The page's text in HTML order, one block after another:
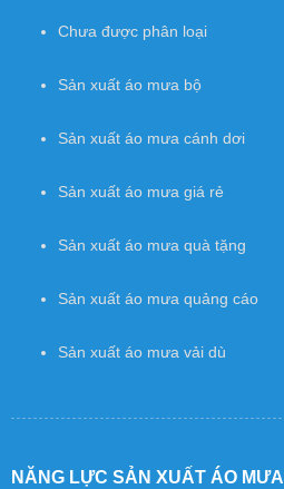
Chưa được phân loại
Sản xuất áo mưa bộ
Sản xuất áo mưa cánh dơi
Sản xuất áo mưa giá rẻ
Sản xuất áo mưa quà tặng
Sản xuất áo mưa quảng cáo
Sản xuất áo mưa vải dù
NĂNG LỰC SẢN XUẤT ÁO MƯA